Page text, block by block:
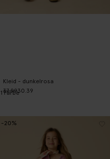
Kleid - dunkelrosa
37.9930.39
1Farbe
-20%